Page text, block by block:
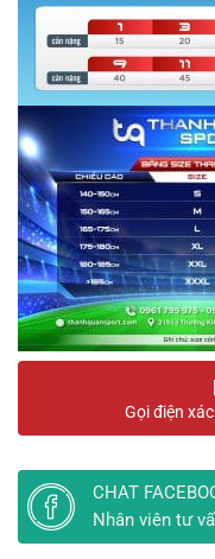
Gọi điện
CHAT
Nhân viên tư